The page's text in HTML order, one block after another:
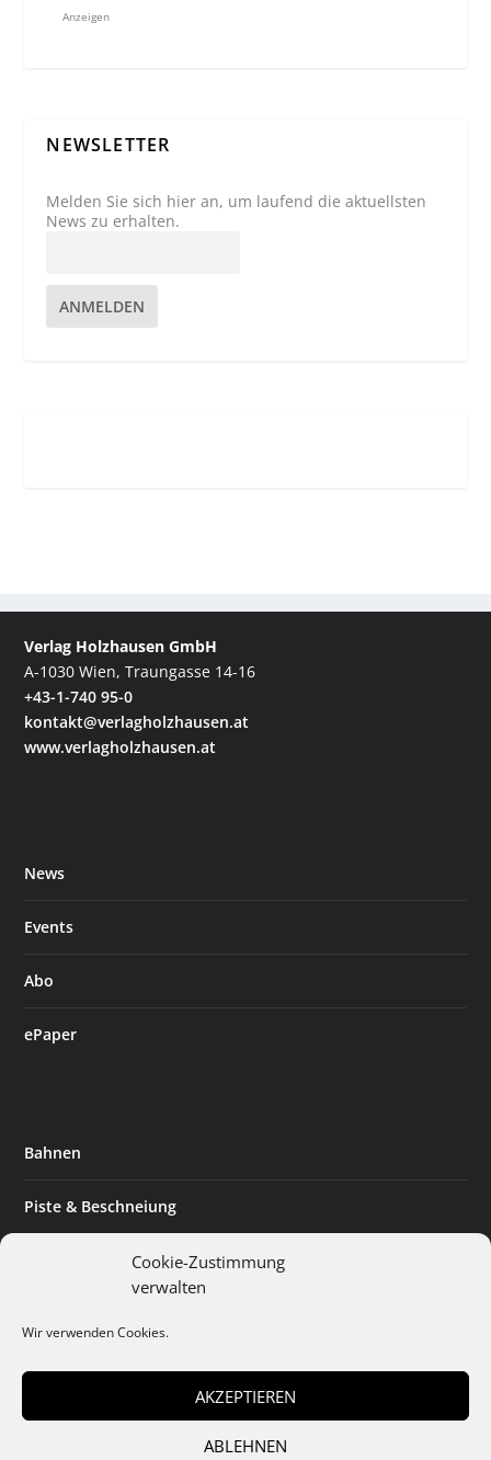
Cookie-Zustimmung
verwalten
Wir verwenden Cookies.
AKZEPTIEREN
ABLEHNEN
Anzeigen
NEWSLETTER
Melden Sie sich hier an, um laufend die aktuellsten
News zu erhalten.
ANMELDEN
Verlag Holzhausen GmbH
A-1030 Wien, Traungasse 14-16
+43-1-740 95-0
kontakt@verlagholzhausen.at
www.verlagholzhausen.at
News
Events
Abo
ePaper
Bahnen
Piste & Beschneiung
Expertise & Technik